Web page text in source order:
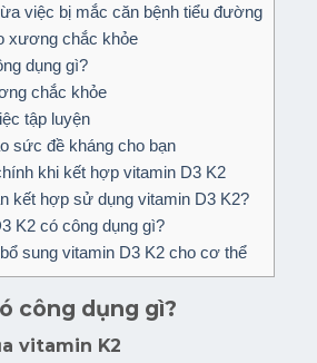
việc bị mắc căn bệnh tiểu đường
xương chắc khỏe
dụng gì?
chắc khỏe
tập luyện
sức đề kháng cho bạn
khi kết hợp vitamin D3 K2
kết hợp sử dụng vitamin D3 K2?
K2 có công dụng gì?
sung vitamin D3 K2 cho cơ thể
công dụng gì?
vitamin K2